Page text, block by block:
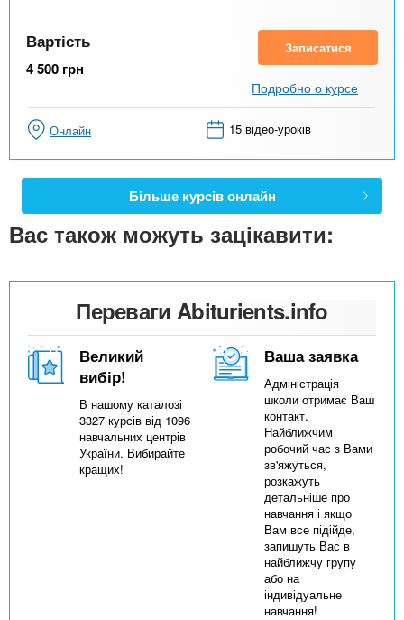
Вартість
4 500 грн
Записатися
Подробно о курсе
Онлайн 15 відео-уроків
Більше курсів онлайн
Вас також можуть зацікавити:
Переваги Abiturients.info
Великий
вибір!
В нашому каталозі
3327 курсів від 1096
навчальних центрів
України. Вибирайте
кращих!
Ваша заявка
Адміністрація
школи отримає Ваш
контакт.
Найближчим
робочий час з Вами
зв'яжуться,
розкажуть
детальніше про
навчання і якщо
Вам все підійде,
запишуть Вас в
найближчу групу
або на
індивідуальне
навчання!